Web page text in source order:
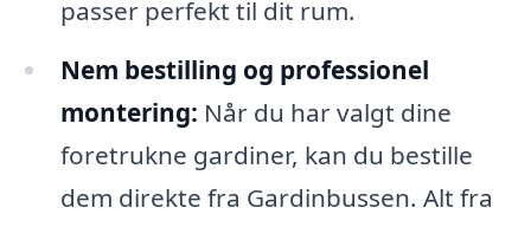
passer perfekt til dit rum.
Nem bestilling og professionel
montering: Når du har valgt dine
foretrukne gardiner, kan du bestille
dem direkte fra Gardinbussen. Alt fra